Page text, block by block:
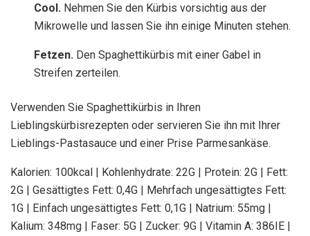
Cool. Nehmen Sie den Kürbis vorsichtig aus der
Mikrowelle und lassen Sie ihn einige Minuten stehen.
Fetzen. Den Spaghettikürbis mit einer Gabel in
Streifen zerteilen.
Verwenden Sie Spaghettikürbis in Ihren
Lieblingskürbisrezepten oder servieren Sie ihn mit Ihrer
Lieblings-Pastasauce und einer Prise Parmesankäse.
Kalorien: 100kcal | Kohlenhydrate: 22G | Protein: 2G | Fett:
2G | Gesättigtes Fett: 0,4G | Mehrfach ungesättigtes Fett:
1G | Einfach ungesättigtes Fett: 0,1G | Natrium: 55mg |
Kalium: 348mg | Faser: 5G | Zucker: 9G | Vitamin A: 386IE |